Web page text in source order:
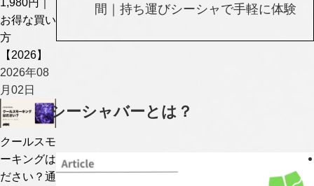
お得な買い
方
【2026】
2026年08
月02日
クールスモ
ーキングは
ださい？通
間｜持ち運びシーシャで手軽に体験
シーシャバーとは？